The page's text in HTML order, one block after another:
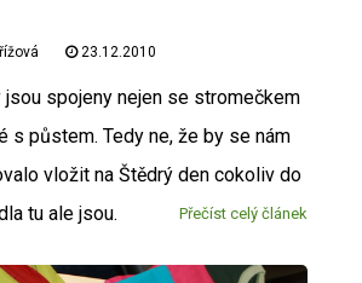
23.12.2010
jsou spojeny nejen se stromečkem
s půstem. Tedy ne, že by se nám
vložit na Štědrý den cokoliv do
tu ale jsou.
Přečíst celý článek